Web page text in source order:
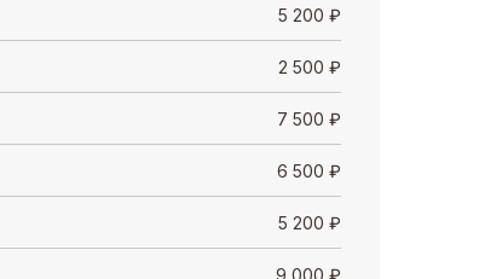
5 200 ₽
2 500 ₽
7 500 ₽
6 500 ₽
5 200 ₽
9 000 ₽